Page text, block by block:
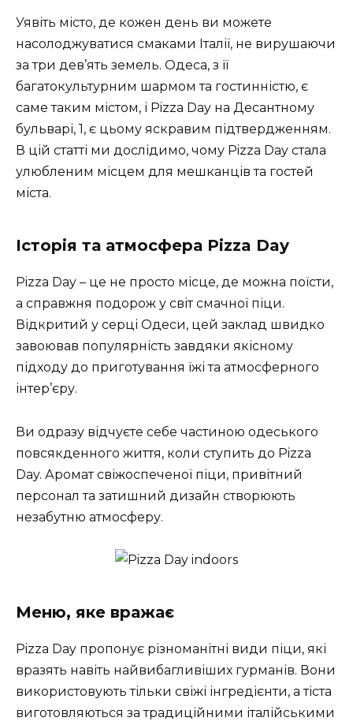
Уявіть місто, де кожен день ви можете
насолоджуватися смаками Італії, не вирушаючи
за три дев’ять земель. Одеса, з її
багатокультурним шармом та гостинністю, є
саме таким містом, і Pizza Day на Десантному
бульварі, 1, є цьому яскравим підтвердженням.
В цій статті ми дослідимо, чому Pizza Day стала
улюбленим місцем для мешканців та гостей
міста.
Історія та атмосфера Pizza Day
Pizza Day – це не просто місце, де можна поїсти,
а справжня подорож у світ смачної піци.
Відкритий у серці Одеси, цей заклад швидко
завоював популярність завдяки якісному
підходу до приготування їжі та атмосферного
інтер’єру.
Ви одразу відчуєте себе частиною одеського
повсякденного життя, коли ступить до Pizza
Day. Аромат свіжоспеченої піци, привітний
персонал та затишний дизайн створюють
незабутню атмосферу.
Меню, яке вражає
Pizza Day пропонує різноманітні види піци, які
вразять навіть найвибагливіших гурманів. Вони
використовують тільки свіжі інгредієнти, а тіста
виготовляються за традиційними італійськими